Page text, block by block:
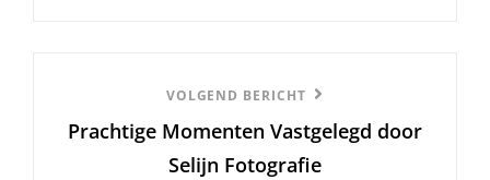
Bericht
VOLGEND BERICHT
Prachtige Momenten Vastgelegd door
Selijn Fotografie